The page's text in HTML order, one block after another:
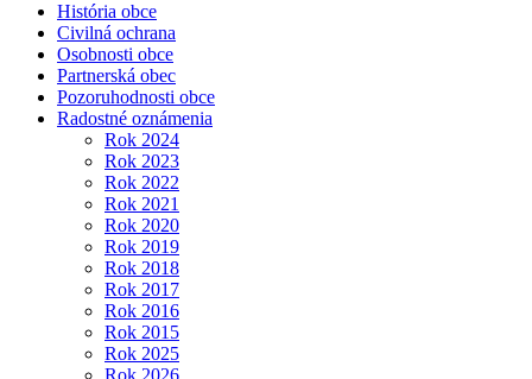
História obce
Civilná ochrana
Osobnosti obce
Partnerská obec
Pozoruhodnosti obce
Radostné oznámenia
Rok 2024
Rok 2023
Rok 2022
Rok 2021
Rok 2020
Rok 2019
Rok 2018
Rok 2017
Rok 2016
Rok 2015
Rok 2025